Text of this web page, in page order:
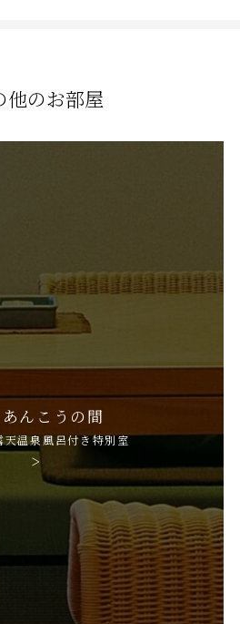
他のお部屋
んこうの間
温泉風呂付き特別室